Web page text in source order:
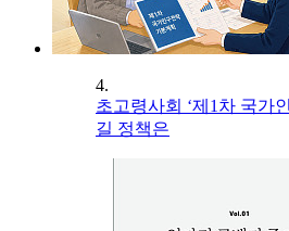
4.
초고령사회 ‘제1차 국가
길 정책은